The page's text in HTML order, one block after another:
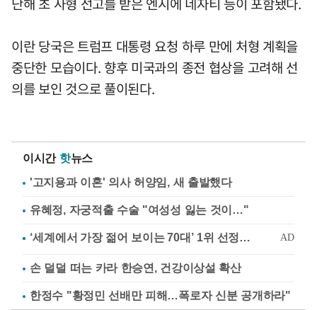
이란 당국은 트럼프 대통령 요청 하루 만에 처형 계획을
중단한 모습이다. 향후 미국과의 종전 협상을 고려해 선
의를 보인 것으로 풀이된다.
이시간 핫뉴스
'고지용과 이혼' 의사 허양임, 새 출발했다
유혜정, 자궁적출 수술 "여성성 잃는 것이…"
손 덜덜 떠는 카라 한승연, 건강이상설 확산
한정수 "황정민 선배만 피해…폭로자 신분 공개하라"